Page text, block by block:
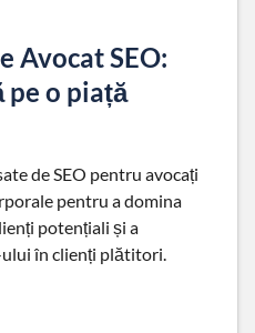
Avocat SEO:
o piață
de SEO pentru avocați
pentru a domina
potențiali și a
în clienți plătitori.